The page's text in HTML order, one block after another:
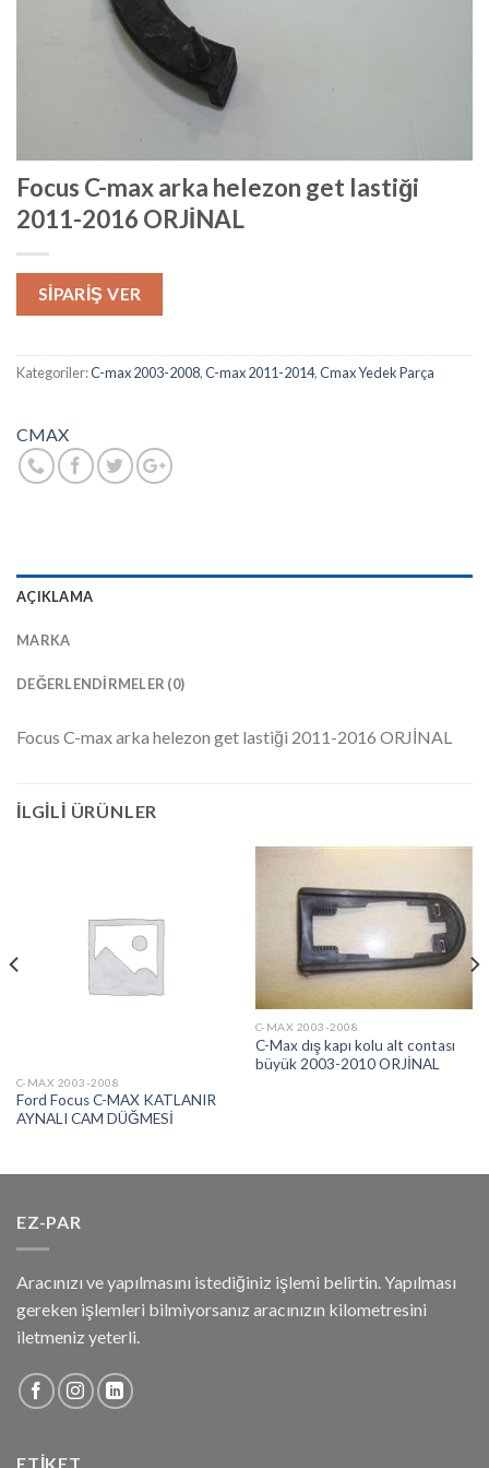
Focus C-max arka helezon get lastiği
2011-2016 ORJİNAL
SIPARIŞ VER
Kategoriler:C-max 2003-2008,C-max 2011-2014,Cmax Yedek Parça
CMAX
AÇIKLAMA
MARKA
DEĞERLENDIRMELER (0)
Focus C-max arka helezon get lastiği 2011-2016 ORJİNAL
İLGILI ÜRÜNLER
C-MAX 2003-2008
Ford Focus C-MAX KATLANIR
AYNALI CAM DÜĞMESİ
C-MAX 2003-2008
C-Max dış kapı kolu alt contası
büyük 2003-2010 ORJİNAL
EZ-PAR
Aracınızı ve yapılmasını istediğiniz işlemi belirtin. Yapılması
gereken işlemleri bilmiyorsanız aracınızın kilometresini
iletmeniz yeterli.
ETIKET